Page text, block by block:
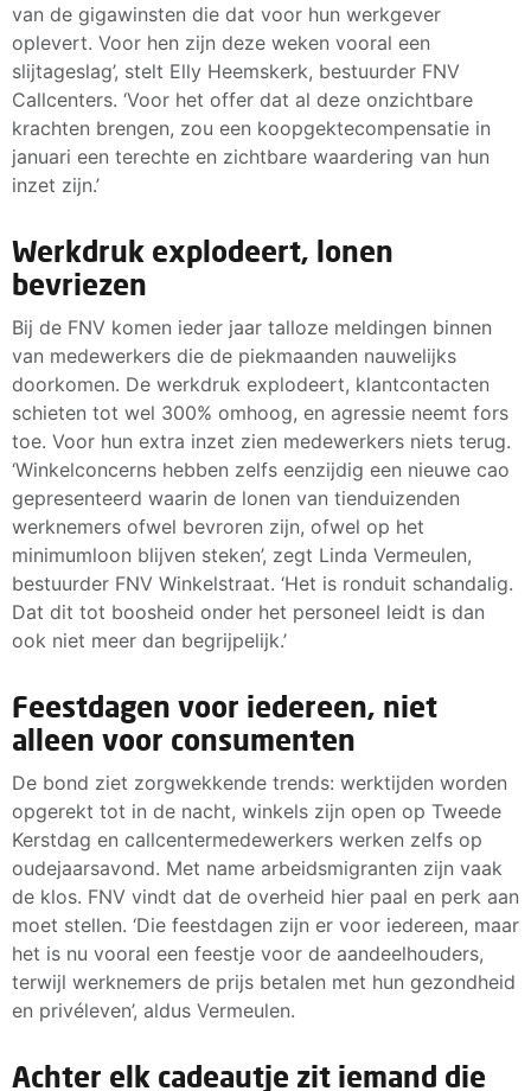
van de gigawinsten die dat voor hun werkgever
oplevert. Voor hen zijn deze weken vooral een
slijtageslag’, stelt Elly Heemskerk, bestuurder FNV
Callcenters. ‘Voor het offer dat al deze onzichtbare
krachten brengen, zou een koopgektecompensatie in
januari een terechte en zichtbare waardering van hun
inzet zijn.’
Werkdruk explodeert, lonen
bevriezen
Bij de FNV komen ieder jaar talloze meldingen binnen
van medewerkers die de piekmaanden nauwelijks
doorkomen. De werkdruk explodeert, klantcontacten
schieten tot wel 300% omhoog, en agressie neemt fors
toe. Voor hun extra inzet zien medewerkers niets terug.
‘Winkelconcerns hebben zelfs eenzijdig een nieuwe cao
gepresenteerd waarin de lonen van tienduizenden
werknemers ofwel bevroren zijn, ofwel op het
minimumloon blijven steken’, zegt Linda Vermeulen,
bestuurder FNV Winkelstraat. ‘Het is ronduit schandalig.
Dat dit tot boosheid onder het personeel leidt is dan
ook niet meer dan begrijpelijk.’
Feestdagen voor iedereen, niet
alleen voor consumenten
De bond ziet zorgwekkende trends: werktijden worden
opgerekt tot in de nacht, winkels zijn open op Tweede
Kerstdag en callcentermedewerkers werken zelfs op
oudejaarsavond. Met name arbeidsmigranten zijn vaak
de klos. FNV vindt dat de overheid hier paal en perk aan
moet stellen. ‘Die feestdagen zijn er voor iedereen, maar
het is nu vooral een feestje voor de aandeelhouders,
terwijl werknemers de prijs betalen met hun gezondheid
en privéleven’, aldus Vermeulen.
Achter elk cadeautje zit iemand die